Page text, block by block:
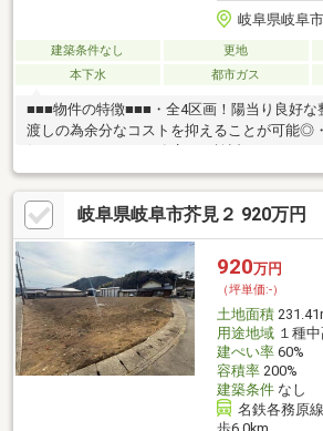
岐阜県岐阜
建築条件なし 更地
本下水
都市ガス
■■■物件の特徴■■■・全4区画！陽当り良好な
渡しの為余分なコストを抑えることが可能◎
い閑静な住宅街に立地。落ち着いた新生活が
見小学校まで徒歩約4分、藍川中学校まで徒
大きくなっても暮らせるお家です。■■■周辺
校…徒歩約4分・藍川中学校…徒歩約14分・名
市役所前駅」駅…徒歩約74分・岐阜市コミュ
北」停…徒歩約3分・バロー芥見店…徒歩約16
ト岐阜芥見五丁目店…徒歩約9分
岐阜県岐阜市芥見２ 920万円
920万円
（坪単価:-）
土地面積
用途地域１種中
建ぺい率60%
容積率200%
建築条件なし
名鉄各務原